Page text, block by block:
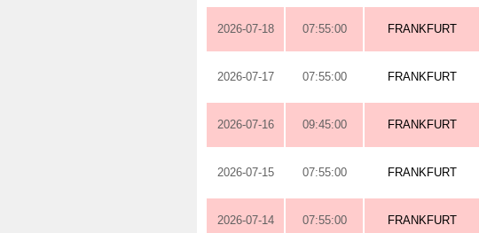
2026-07-18 07:55:00 FRANKFURT
2026-07-17 07:55:00 FRANKFURT
2026-07-16 09:45:00 FRANKFURT
2026-07-15 07:55:00 FRANKFURT
2026-07-14 07:55:00 FRANKFURT